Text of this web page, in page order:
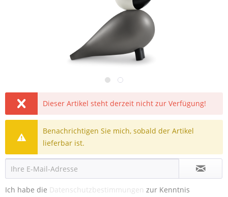
Dieser Artikel steht derzeit nicht zur Verfügung!
Benachrichtigen Sie mich, sobald der Artikel
lieferbar ist.
Ich habe die Datenschutzbestimmungen zur Kenntnis